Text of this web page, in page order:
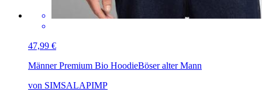
47,99 €
Männer Premium Bio HoodieBöser alter Mann
von SIMSALAPIMP